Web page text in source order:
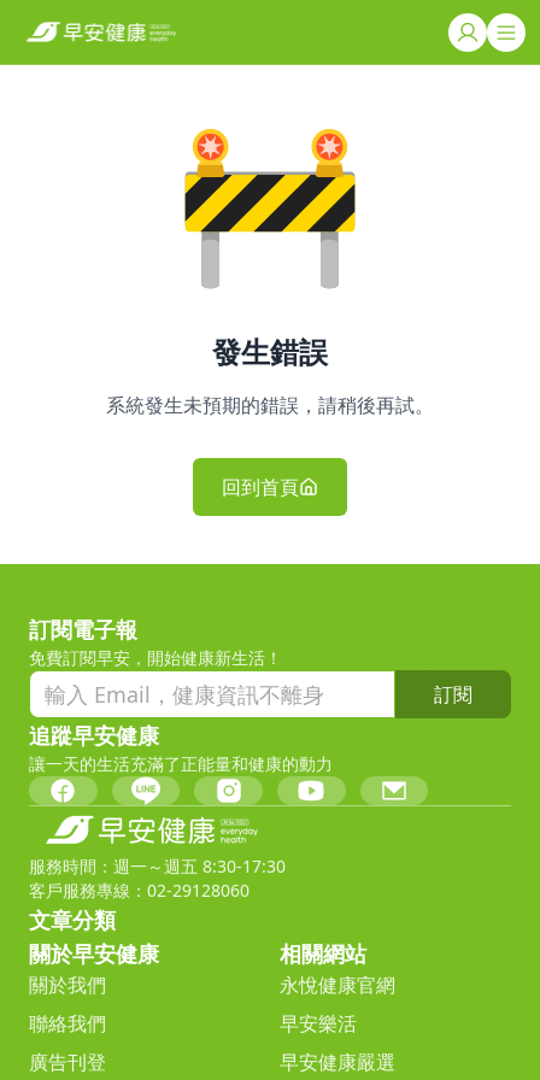
發生錯誤
系統發生未預期的錯誤，請稍後再試。
回到首頁
訂閱電子報
免費訂閱早安，開始健康新生活！
訂閱
追蹤早安健康
讓一天的生活充滿了正能量和健康的動力
服務時間：週一～週五 8:30-17:30
客戶服務專線：02-29128060
文章分類
關於早安健康
關於我們
聯絡我們
廣告刊登
相關網站
永悅健康官網
早安樂活
早安健康嚴選